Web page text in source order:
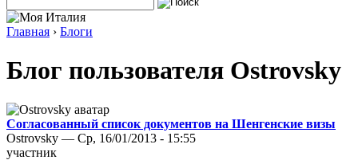
Главная › Блоги
Блог пользователя Ostrovsky
Согласованный список документов на Шенгенские визы
Ostrovsky — Ср, 16/01/2013 - 15:55
участник